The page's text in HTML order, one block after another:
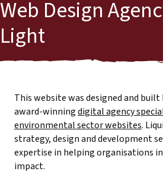
Web Design
Light
This website was designed and built
award-winningdigital agency
environmental sector websites.
strategy, design and development
expertise in helping organisations
impact.